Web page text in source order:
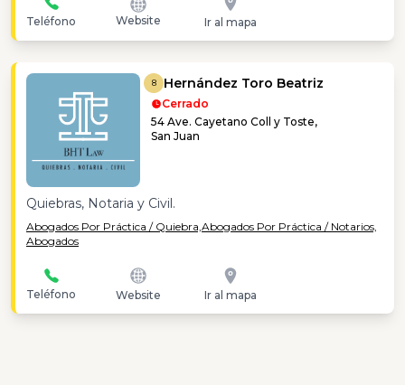
Teléfono Website Ir al mapa
8 Hernández Toro Beatriz
Cerrado
54 Ave. Cayetano Coll y Toste,
San Juan
Quiebras, Notaria y Civil.
Abogados Por Práctica / Quiebra, Abogados Por Práctica / Notarios,
Abogados
Teléfono Website Ir al mapa